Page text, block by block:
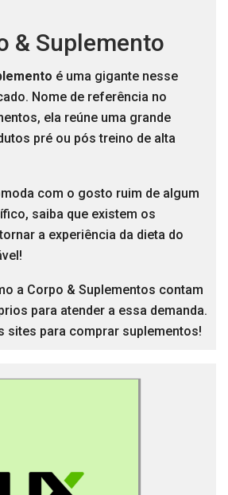
& Suplemento
é uma gigante nesse
Nome de referência no
ela reúne uma grande
pré ou pós treino de alta
com o gosto ruim de algum
saiba que existem os
a experiência da dieta do
a Corpo & Suplementos contam
para atender a essa demanda.
sites para comprar suplementos!